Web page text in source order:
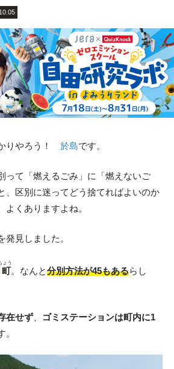
りやろう！ 於島です。
って「燃えるごみ」に「燃えないご
、区別に迷ってどう捨てればよいのか
よくありますよね。
発見しました。
町
ょう
。なんと分別方法が45もあるらし
在せず、
ゴミステーションは町内に1